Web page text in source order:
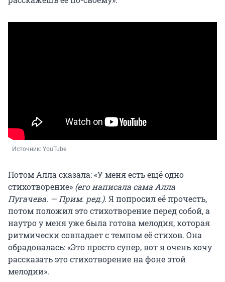
Источник: YouTube
Потом Алла сказала: «У меня есть ещё одно
стихотворение» (его написала сама Алла
Пугачева. — Прим. ред.). Я попросил её прочесть,
потом положил это стихотворение перед собой, а
наутро у меня уже была готова мелодия, которая
ритмически совпадает с темпом её стихов. Она
обрадовалась: «Это просто супер, вот я очень хочу
рассказать это стихотворение на фоне этой
мелодии».